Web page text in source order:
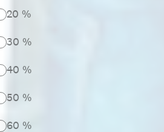
20 %
30 %
40 %
50 %
60 %